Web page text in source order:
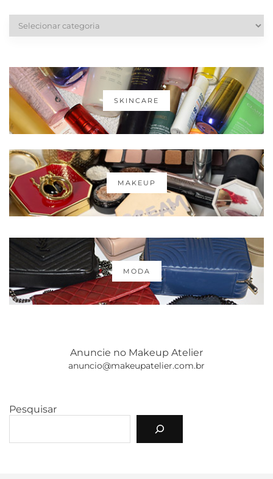
SKINCARE
MAKEUP
MODA
Anuncie no Makeup Atelier
anuncio@makeupatelier.com.br
Pesquisar